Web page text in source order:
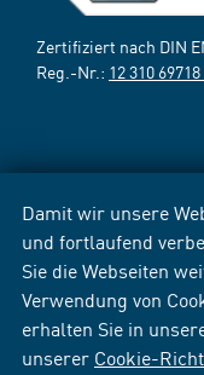
Damit wir unsere
und fortlaufend
Sie die Webseiten
Verwendung von
erhalten Sie in
unserer Cookie-
Zertifiziert nach DIN
Reg.-Nr.: 12 310